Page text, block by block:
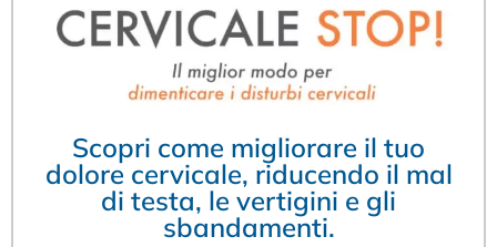
Scopri come migliorare il tuo
dolore cervicale, riducendo il mal
di testa, le vertigini e gli
sbandamenti.